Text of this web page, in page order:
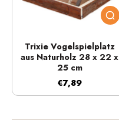
Trixie Vogelspielplatz
aus Naturholz 28 x 22 x
25 cm
€7,89